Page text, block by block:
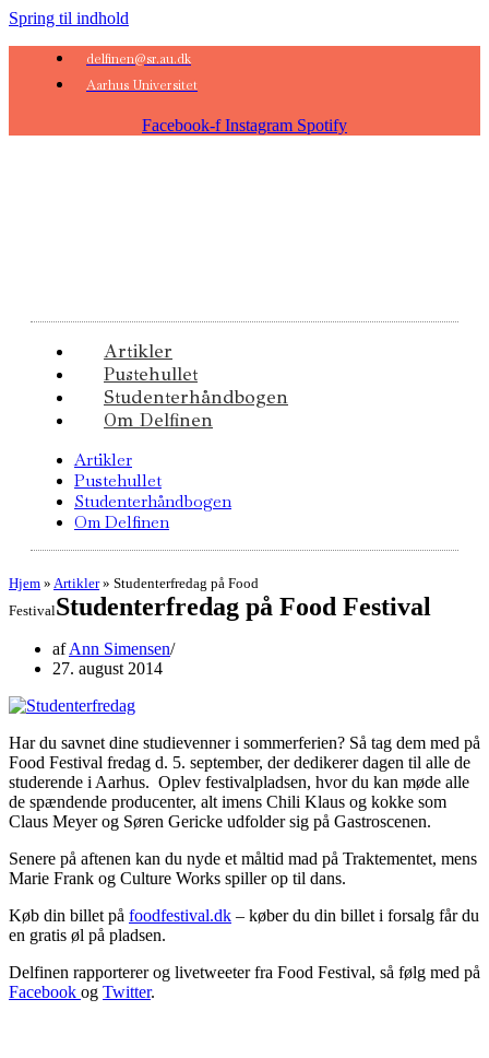
Spring til indhold
delfinen@sr.au.dk
Aarhus Universitet
Facebook-f Instagram Spotify
Artikler
Pustehullet
Studenterhåndbogen
Om Delfinen
Artikler
Pustehullet
Studenterhåndbogen
Om Delfinen
Hjem » Artikler» Studenterfredag på Food
FestivalStudenterfredag på Food Festival
afAnn Simensen
27. august 2014
Har du savnet dine studievenner i sommerferien? Så tag dem med på
Food Festival fredag d. 5. september, der dedikerer dagen til alle de
studerende i Aarhus. Oplev festivalpladsen, hvor du kan møde alle
de spændende producenter, alt imens Chili Klaus og kokke som
Claus Meyer og Søren Gericke udfolder sig på Gastroscenen.
Senere på aftenen kan du nyde et måltid mad på Traktementet, mens
Marie Frank og Culture Works spiller op til dans.
Køb din billet på foodfestival.dk – køber du din billet i forsalg får du
en gratis øl på pladsen.
Delfinen rapporterer og livetweeter fra Food Festival, så følg med på
Facebook og Twitter.